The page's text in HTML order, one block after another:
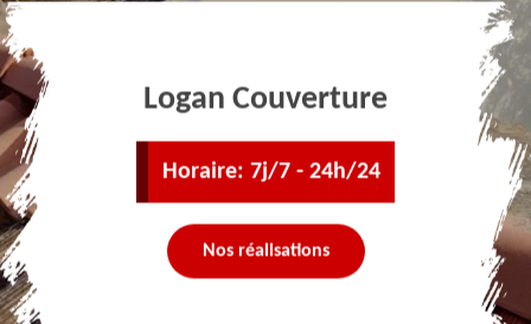
Logan Couverture
Horaire: 7j/7 - 24h/24
Nos réalisations